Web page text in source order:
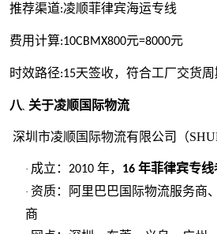
推荐渠道:凌顺菲律宾海运专线
费用计算:10CBMX800元=8000元
时效路径:15天签收，符合工厂交货周
八、 关于凌顺国际物流
深圳市凌顺国际物流有限公司（
· 成立： 2010 年， 16 年菲律宾专线
· 资质：阿里巴巴国际物流服务商
商